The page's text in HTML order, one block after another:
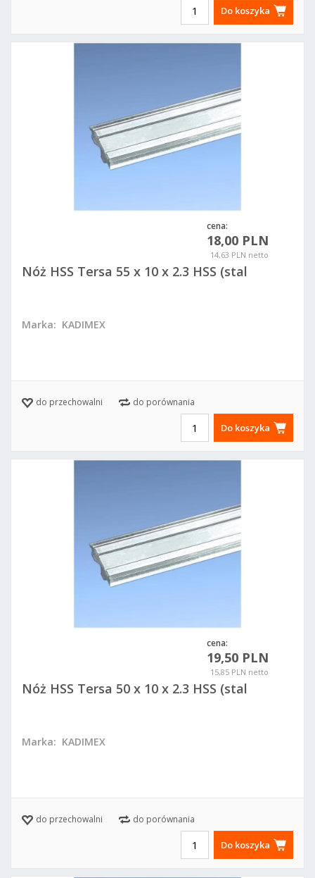
Do koszyka
cena:
18,00 PLN
14,63 PLN netto
Nóż HSS Tersa 55 x 10 x 2.3 HSS (stal
Marka: KADIMEX
do przechowalni do porównania
Do koszyka
cena:
19,50 PLN
15,85 PLN netto
Nóż HSS Tersa 50 x 10 x 2.3 HSS (stal
Marka: KADIMEX
do przechowalni do porównania
Do koszyka